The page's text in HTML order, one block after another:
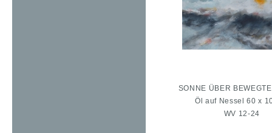
SONNE ÜBER
Öl auf Nessel 60 x
WV 12-24